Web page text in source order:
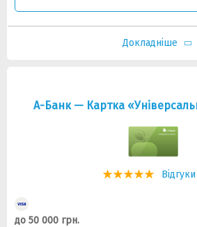
Докладніше
А-Банк — Картка
до 50 000 грн.